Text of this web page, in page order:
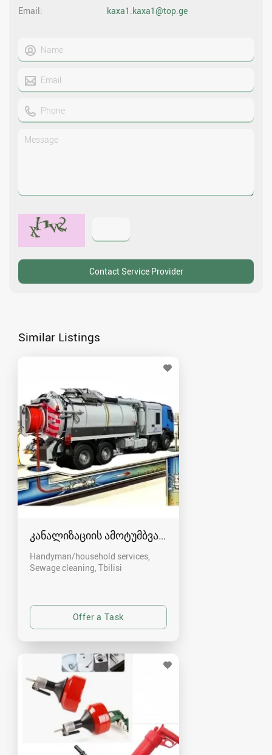
Email
kaxa1.kaxa1@top.ge
Similar Listings
კანალიზაციის ამოტუმბვა, გაწმენდა
Handyman/household services,
Sewage cleaning Tbilisi